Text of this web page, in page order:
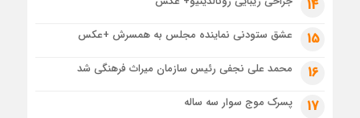
14
15 عشق ستودنی نماینده مجلس به همسرش +عکس
16 محمد علی نجفی رئیس سازمان میراث فرهنگی شد
17 پسرک موج سوار سه ساله